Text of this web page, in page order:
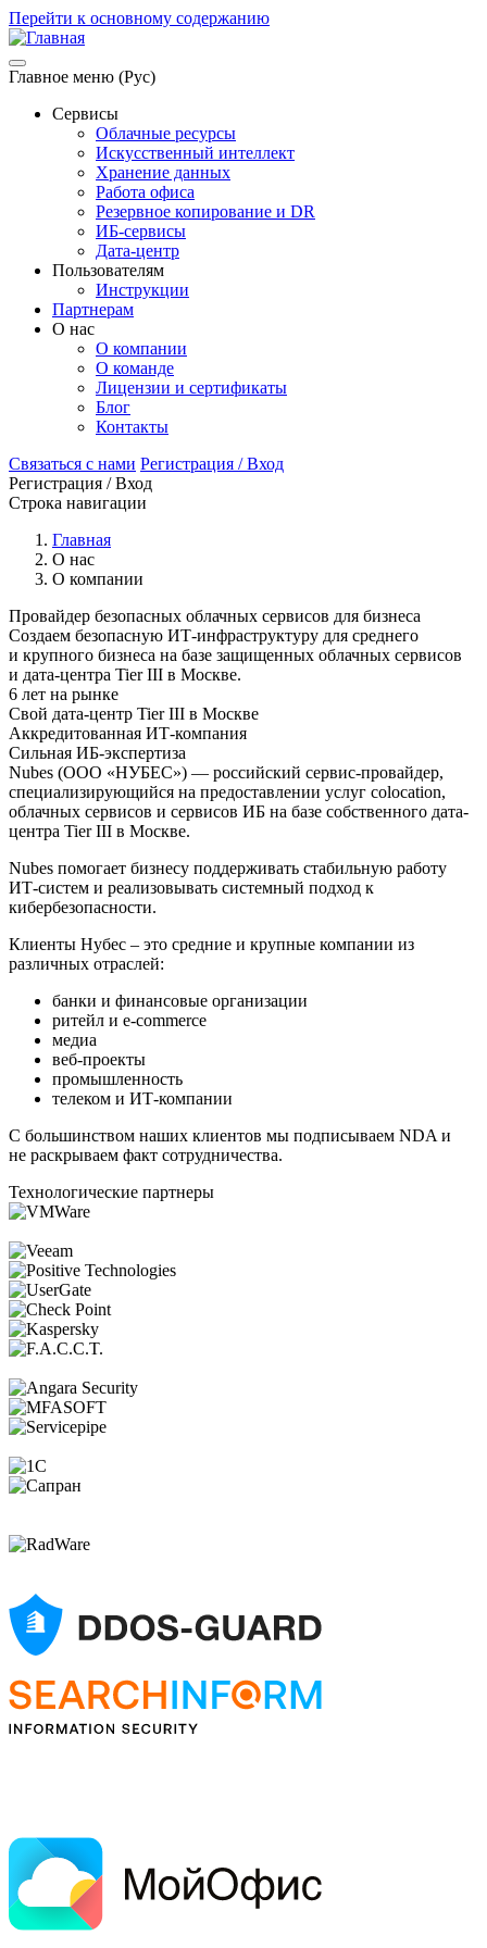
Перейти к основному содержанию
Главное меню (Рус)
Сервисы
Облачные ресурсы
Искусственный интеллект
Хранение данных
Работа офиса
Резервное копирование и DR
ИБ-сервисы
Дата-центр
Пользователям
Инструкции
Партнерам
О нас
О компании
О команде
Лицензии и сертификаты
Блог
Контакты
Связаться с нами Регистрация / Вход
Регистрация / Вход
Строка навигации
Главная
О нас
О компании
Провайдер безопасных облачных сервисов для бизнеса
Создаем безопасную ИТ-инфраструктуру для среднего
и крупного бизнеса на базе защищенных облачных сервисов
и дата-центра Tier III в Москве.
6 лет на рынке
Свой дата-центр Tier III в Москве
Аккредитованная ИТ-компания
Сильная ИБ-экспертиза
Nubes (ООО «НУБЕС») — российский сервис-провайдер,
специализирующийся на предоставлении услуг colocation,
облачных сервисов и сервисов ИБ на базе собственного дата-
центра Tier III в Москве.
Nubes помогает бизнесу поддерживать стабильную работу
ИТ-систем и реализовывать системный подход к
кибербезопасности.
Клиенты Нубес – это средние и крупные компании из
различных отраслей:
банки и финансовые организации
ритейл и e-commerce
медиа
веб-проекты
промышленность
телеком и ИТ-компании
С большинством наших клиентов мы подписываем NDA и
не раскрываем факт сотрудничества.
Технологические партнеры